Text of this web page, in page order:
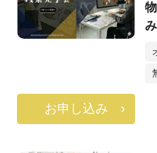
お申し込み